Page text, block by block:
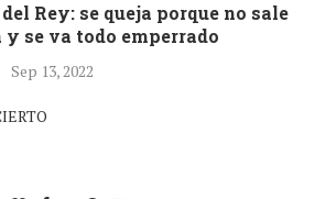
Rey: se queja porque no sale
se va todo emperrado
Sep 13, 2022